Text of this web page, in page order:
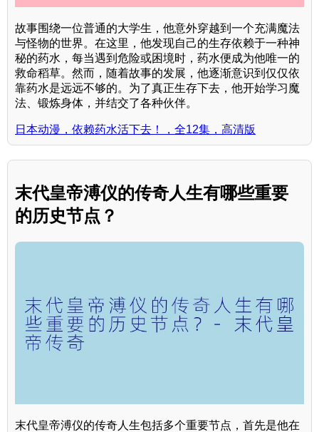
故事围绕一位普通的大学生，他意外穿越到一个充满魔法
与怪物的世界。在这里，他发现自己的生存依赖于一种神
秘的药水，每当遇到危险或困境时，药水便成为他唯一的
救命稻草。然而，随着故事的发展，他逐渐意识到仅仅依
靠药水是远远不够的。为了真正生存下去，他开始学习魔
法、锻炼身体，并结交了各种伙伴。
日本动漫，依赖药水活下去！，全12集，高清版
末代皇帝溥仪的传奇人生有哪些重要
的历史节点？
末代皇帝溥仪的传奇人生包括多个重要节点，首先是他在